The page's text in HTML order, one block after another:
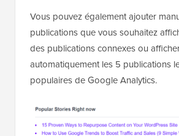
Vous pouvez également ajouter
publications que vous souhaitez
des publications connexes ou
automatiquement les 5 publications
populaires de Google Analytics.